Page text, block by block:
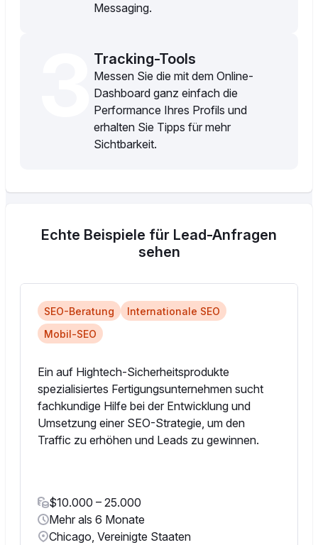
Messaging.
Tracking-Tools
Messen Sie die mit dem Online-
Dashboard ganz einfach die
Performance Ihres Profils und
erhalten Sie Tipps für mehr
Sichtbarkeit.
Echte Beispiele für Lead-Anfragen
sehen
SEO-Beratung
Internationale SEO
Mobil-SEO
Ein auf Hightech-Sicherheitsprodukte
spezialisiertes Fertigungsunternehmen sucht
fachkundige Hilfe bei der Entwicklung und
Umsetzung einer SEO-Strategie, um den
Traffic zu erhöhen und Leads zu gewinnen.
$10.000 – 25.000
Mehr als 6 Monate
Chicago, Vereinigte Staaten